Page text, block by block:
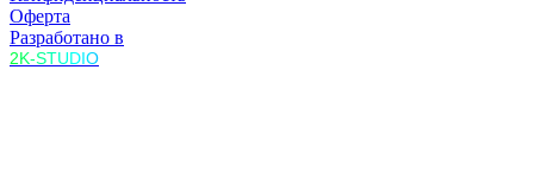
Оферта
Разработано в
2K-STUDIO